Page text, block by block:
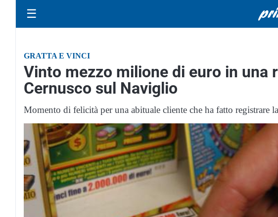
☰
GRATTA E VINCI
Vinto mezzo milione di euro in una
Cernusco sul Naviglio
Momento di felicità per una abituale cliente che ha fatto registrare